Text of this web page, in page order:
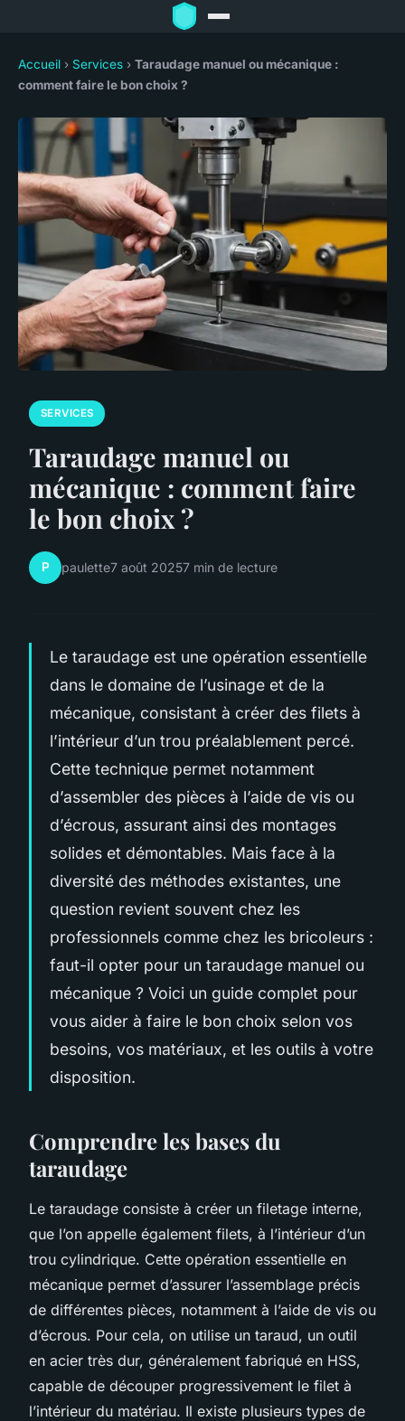
Accueil › Services › Taraudage manuel ou mécanique :
comment faire le bon choix ?
SERVICES
Taraudage manuel ou
mécanique : comment faire
le bon choix ?
P paulette7 août 20257 min de lecture
Le taraudage est une opération essentielle
dans le domaine de l’usinage et de la
mécanique, consistant à créer des filets à
l’intérieur d’un trou préalablement percé.
Cette technique permet notamment
d’assembler des pièces à l’aide de vis ou
d’écrous, assurant ainsi des montages
solides et démontables. Mais face à la
diversité des méthodes existantes, une
question revient souvent chez les
professionnels comme chez les bricoleurs :
faut-il opter pour un taraudage manuel ou
mécanique ? Voici un guide complet pour
vous aider à faire le bon choix selon vos
besoins, vos matériaux, et les outils à votre
disposition.
Comprendre les bases du
taraudage
Le taraudage consiste à créer un filetage interne,
que l’on appelle également filets, à l’intérieur d’un
trou cylindrique. Cette opération essentielle en
mécanique permet d’assurer l’assemblage précis
de différentes pièces, notamment à l’aide de vis ou
d’écrous. Pour cela, on utilise un taraud, un outil
en acier très dur, généralement fabriqué en HSS,
capable de découper progressivement le filet à
l’intérieur du matériau. Il existe plusieurs types de